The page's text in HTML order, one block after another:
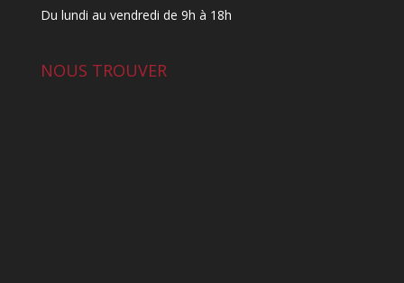
Du lundi au vendredi de 9h à 18h
NOUS TROUVER